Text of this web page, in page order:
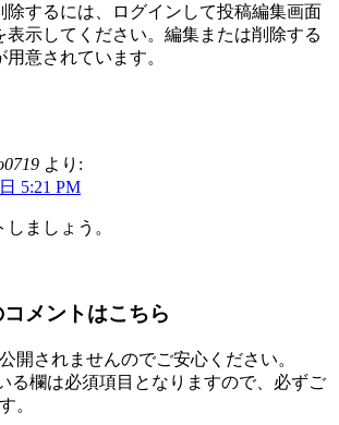
除するには、ログインして投稿編集画面
表示してください。編集または削除する
意されています。
より:
5:21 PM
ましょう。
メントはこちら
開されませんのでご安心ください。
る欄は必須項目となりますので、必ずご
。